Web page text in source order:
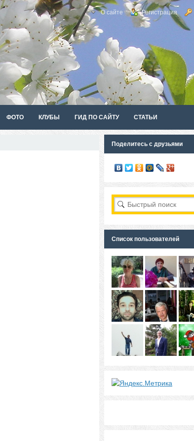
О сайте Регистрация
ФОТО КЛУБЫ ГИД ПО САЙТУ СТАТЬИ
Поделитесь с друзьями
Список пользователей